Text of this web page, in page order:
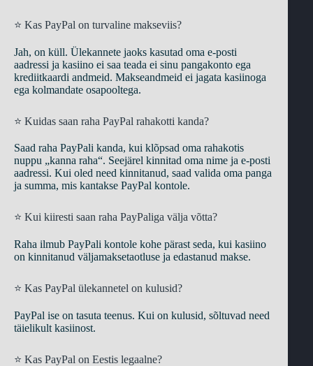
⭐ Kas PayPal on turvaline makseviis?
Jah, on küll. Ülekannete jaoks kasutad oma e-posti
aadressi ja kasiino ei saa teada ei sinu pangakonto ega
krediitkaardi andmeid. Makseandmeid ei jagata kasiinoga
ega kolmandate osapooltega.
⭐ Kuidas saan raha PayPal rahakotti kanda?
Saad raha PayPali kanda, kui klõpsad oma rahakotis
nuppu „kanna raha“. Seejärel kinnitad oma nime ja e-posti
aadressi. Kui oled need kinnitanud, saad valida oma panga
ja summa, mis kantakse PayPal kontole.
⭐ Kui kiiresti saan raha PayPaliga välja võtta?
Raha ilmub PayPali kontole kohe pärast seda, kui kasiino
on kinnitanud väljamaksetaotluse ja edastanud makse.
⭐ Kas PayPal ülekannetel on kulusid?
PayPal ise on tasuta teenus. Kui on kulusid, sõltuvad need
täielikult kasiinost.
⭐ Kas PayPal on Eestis legaalne?